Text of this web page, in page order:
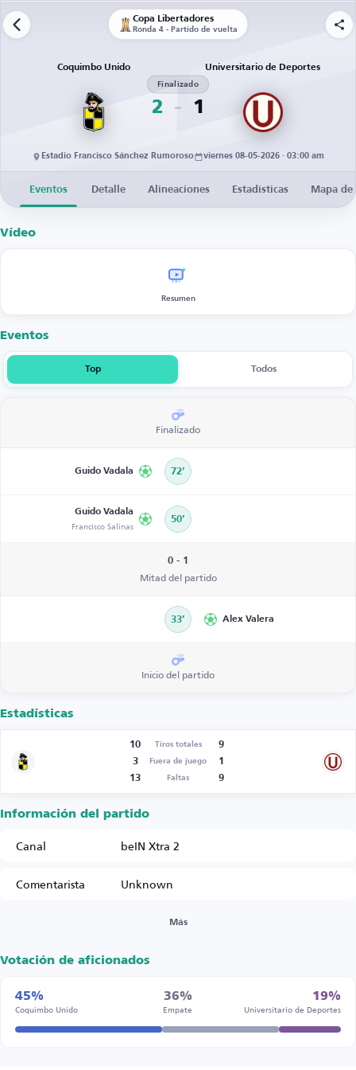
Copa Libertadores
Ronda 4 - Partido de vuelta
Coquimbo Unido
2
Finalizado
1
Universitario de Deportes
Estadio Francisco Sánchez Rumoroso viernes 08-05-2026 · 03:00 am
Eventos Detalle Alineaciones Estadísticas Mapa
Vídeo
Resumen
Eventos
Top Todos
Finalizado
Guido Vadala 72’
Guido Vadala
Francisco Salinas 50’
0 - 1
Mitad del partido
33’ Alex Valera
Inicio del partido
Estadísticas
10 Tiros totales
9
3
Fuera de juego
1
13
Faltas 9
Información del partido
Canal
beIN Xtra 2
Comentarista
Unknown
Más
Votación de aficionados
45%
Coquimbo Unido
36%
Empate
19%
Universitario de Deportes